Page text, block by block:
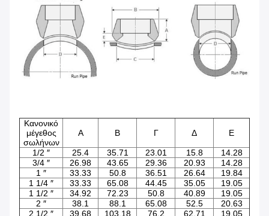
Κανονικό
μέγεθος
σωλήνων
Α Β Γ Δ Ε
1/2 ″ 25.4 35.71 23.01 15.8
14.28
3/4 ″
26.98 43.65 29.36 20.93
14.28
1 ″
33.33 50.8 36.51 26.64
19.84
1 1/4 ″
33.33 65.08 44.45 35.05
19.05
1 1/2 ″
34.92 72.23 50.8 40.89
19.05
2 ″
38.1 88.1 65.08 52.5
20.63
2 1/2 ″
39.68 103.18 76.2 62.71
19.05